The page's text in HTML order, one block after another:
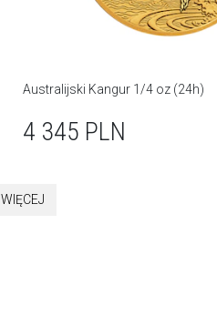
Australijski Kangur 1/4 oz (24h)
4 345 PLN
WIĘCEJ